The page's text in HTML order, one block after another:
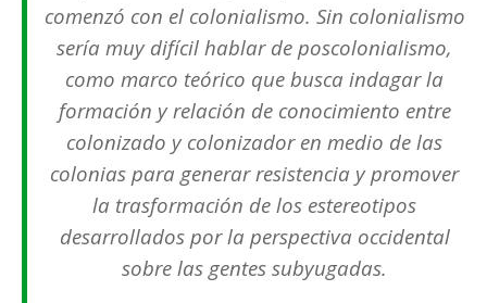
comenzó con el colonialismo. Sin colonialismo
sería muy difícil hablar de poscolonialismo,
como marco teórico que busca indagar la
formación y relación de conocimiento entre
colonizado y colonizador en medio de las
colonias para generar resistencia y promover
la trasformación de los estereotipos
desarrollados por la perspectiva occidental
sobre las gentes subyugadas.